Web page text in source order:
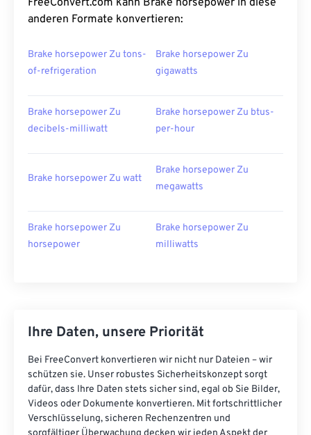
FreeConvert.com kann Brake horsepower in diese
anderen Formate konvertieren:
Brake horsepower Zu tons-
of-refrigeration
Brake horsepower Zu
gigawatts
Brake horsepower Zu
decibels-milliwatt
Brake horsepower Zu btus-
per-hour
Brake horsepower Zu watt
Brake horsepower Zu
megawatts
Brake horsepower Zu
horsepower
Brake horsepower Zu
milliwatts
Ihre Daten, unsere Priorität
Bei FreeConvert konvertieren wir nicht nur Dateien – wir
schützen sie. Unser robustes Sicherheitskonzept sorgt
dafür, dass Ihre Daten stets sicher sind, egal ob Sie Bilder,
Videos oder Dokumente konvertieren. Mit fortschrittlicher
Verschlüsselung, sicheren Rechenzentren und